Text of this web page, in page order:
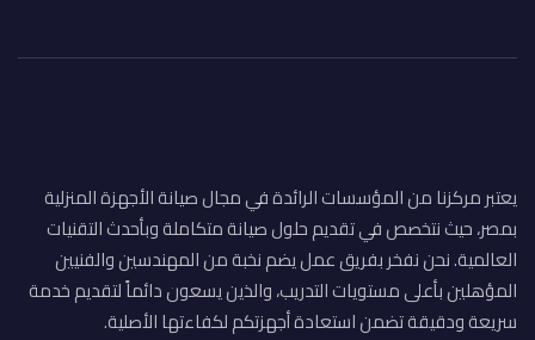
يعتبر مركزنا من المؤسسات الرائدة في مجال صيانة الأجهزة المنزلية
بمصر، حيث نتخصص في تقديم حلول صيانة متكاملة وبأحدث التقنيات
العالمية. نحن نفخر بفريق عمل يضم نخبة من المهندسين والفنيين
المؤهلين بأعلى مستويات التدريب، والذين يسعون دائماً لتقديم خدمة
سريعة ودقيقة تضمن استعادة أجهزتكم لكفاءتها الأصلية.